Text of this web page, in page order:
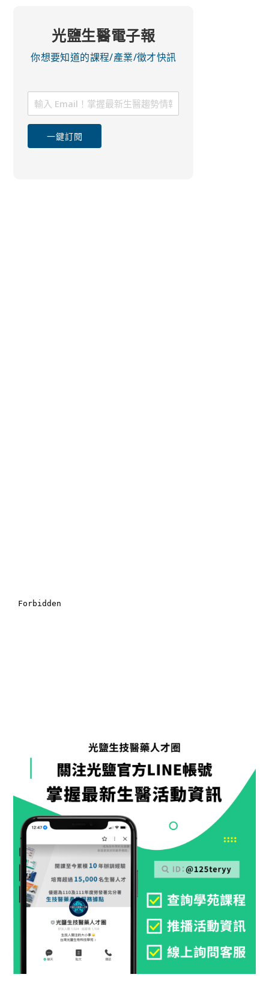
光鹽生醫電子報
你想要知道的課程/產業/徵才快訊
一鍵訂閱